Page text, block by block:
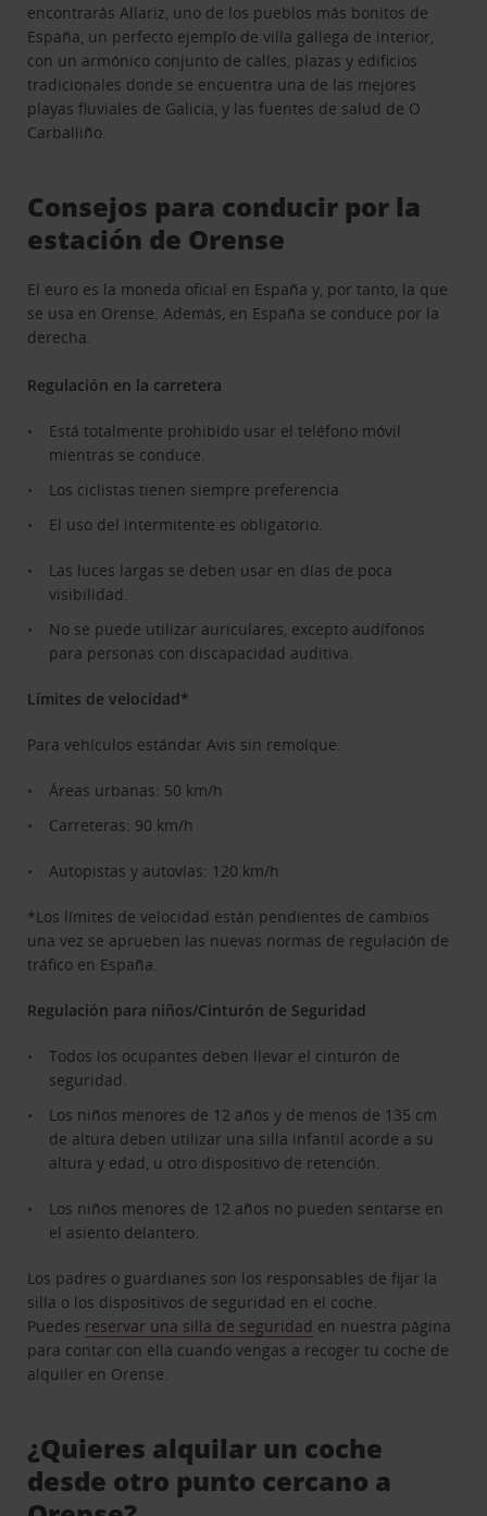
encontrarás Allariz, uno de los pueblos más bonitos de
España, un perfecto ejemplo de villa gallega de interior,
con un armónico conjunto de calles, plazas y edificios
tradicionales donde se encuentra una de las mejores
playas fluviales de Galicia, y las fuentes de salud de O
Carballiño.
Consejos para conducir por la
estación de Orense
El euro es la moneda oficial en España y, por tanto, la que
se usa en Orense. Además, en España se conduce por la
derecha.
Regulación en la carretera
Está totalmente prohibido usar el teléfono móvil
mientras se conduce.
Los ciclistas tienen siempre preferencia.
El uso del intermitente es obligatorio.
Las luces largas se deben usar en días de poca
visibilidad.
No se puede utilizar auriculares, excepto audífonos
para personas con discapacidad auditiva.
Límites de velocidad*
Para vehículos estándar Avis sin remolque:
Áreas urbanas: 50 km/h
Carreteras: 90 km/h
Autopistas y autovías: 120 km/h
*Los límites de velocidad están pendientes de cambios
una vez se aprueben las nuevas normas de regulación de
tráfico en España.
Regulación para niños/Cinturón de Seguridad
Todos los ocupantes deben llevar el cinturón de
seguridad.
Los niños menores de 12 años y de menos de 135 cm
de altura deben utilizar una silla infantil acorde a su
altura y edad, u otro dispositivo de retención.
Los niños menores de 12 años no pueden sentarse en
el asiento delantero.
Los padres o guardianes son los responsables de fijar la
silla o los dispositivos de seguridad en el coche.
Puedes reservar una silla de seguridad en nuestra página
para contar con ella cuando vengas a recoger tu coche de
alquiler en Orense.
¿Quieres alquilar un coche
desde otro punto cercano a